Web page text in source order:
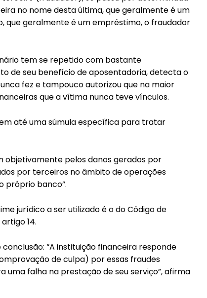
Pro
Etiam est nibh, lobortis sit
Praesent euismod ac
Ut mollis pellentesque tortor
Nullam eu erat condimentum
Orci varius natoque dolor
no nome desta última, que geralmente é um
que geralmente é um empréstimo, o fraudador
tem se repetido com bastante
de seu benefício de aposentadoria, detecta o
fez e tampouco autorizou que na maior
que a vítima nunca teve vínculos.
até uma súmula específica para tratar
objetivamente pelos danos gerados por
por terceiros no âmbito de operações
próprio banco”.
jurídico a ser utilizado é o do Código de
14.
“A instituição financeira responde
de culpa) por essas fraudes
falha na prestação de seu serviço”, afirma